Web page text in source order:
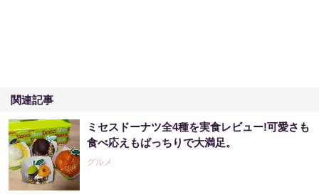
関連記事
ミセスドーナツ全4種を実食レビュー!可愛さも
食べ応えもばっちりで大満足。
グルメ